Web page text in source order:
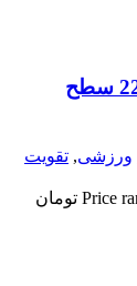
تقویت پنجه دست ژله‌ای پاوروب 225TR | 3 سطح
ورزشی, تقویت
Price range: ۲۴۰,۰۰۰ تومان